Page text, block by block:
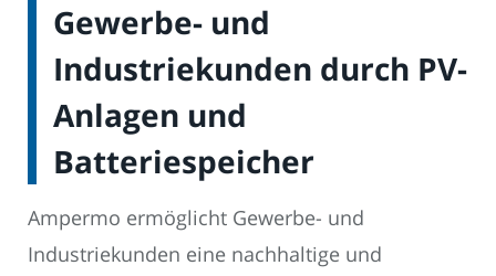
Gewerbe- und
Industriekunden durch PV-
Anlagen und
Batteriespeicher
Ampermo ermöglicht Gewerbe- und
Industriekunden eine nachhaltige und